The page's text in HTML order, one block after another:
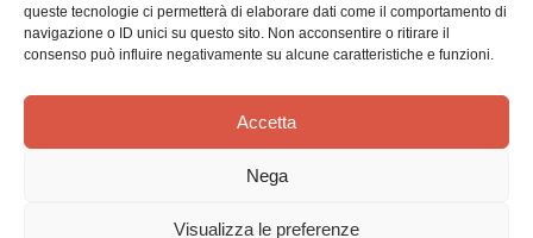
queste tecnologie ci permetterà di elaborare dati come il comportamento di
navigazione o ID unici su questo sito. Non acconsentire o ritirare il
consenso può influire negativamente su alcune caratteristiche e funzioni.
Accetta
Nega
Visualizza le preferenze
Via Tre Denti, 1 - 10060 Cantalupa (TO)
Telefono: (+39) 0121 353452 - Fax: (+39) 0121 353839